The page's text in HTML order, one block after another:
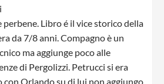
perbene. Libro é il vice storico della
da 7/8 anni. Compagno è un
ma aggiunge poco alle
di Pergolizzi. Petrucci si era
con Orlando su di lui non aggiungo